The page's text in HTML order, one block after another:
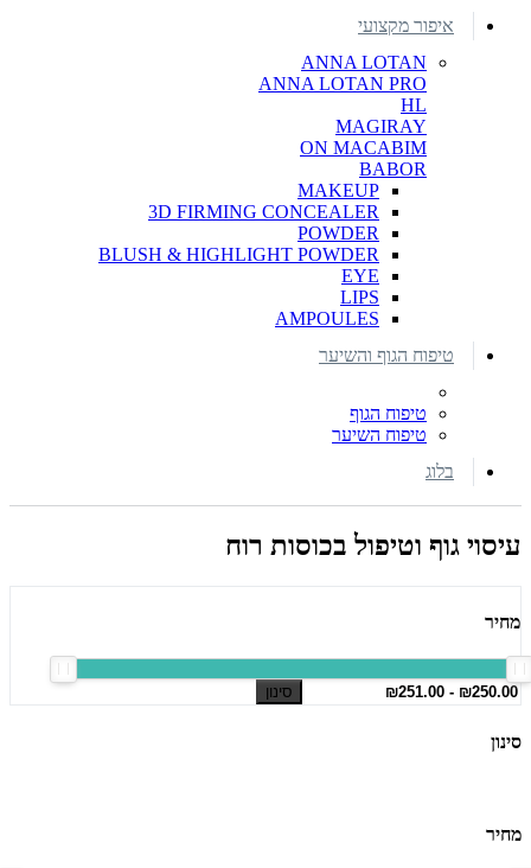
איפור מקצועי
ANNA LOTAN
ANNA LOTAN PRO
HL
MAGIRAY
ON MACABIM
BABOR
MAKEUP
3D FIRMING CONCEALER
POWDER
BLUSH & HIGHLIGHT POWDER
EYE
LIPS
AMPOULES
טיפוח הגוף והשיער
טיפוח הגוף
טיפוח השיער
בלוג
עיסוי גוף וטיפול בכוסות רוח
מחיר
סינון
סינון
מחיר